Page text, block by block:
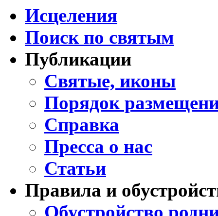
Исцеления
Поиск по святым
Публикации
Святые, иконы
Порядок
Справка
Пресса о нас
Статьи
Правила и